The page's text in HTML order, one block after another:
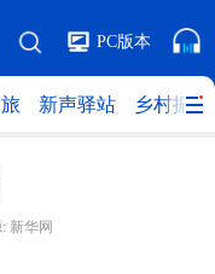
PC版本
新声驿站 乡村振兴
新华网